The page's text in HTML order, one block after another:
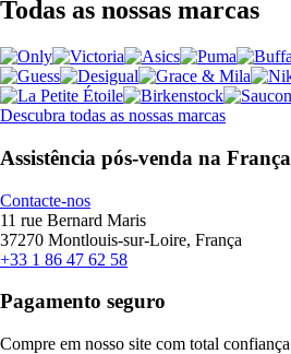
Todas as nossas marcas
Descubra todas as nossas marcas
Assistência pós-venda na França
Contacte-nos
11 rue Bernard Maris
37270 Montlouis-sur-Loire, França
+33 1 86 47 62 58
Pagamento seguro
Compre em nosso site com total confiança